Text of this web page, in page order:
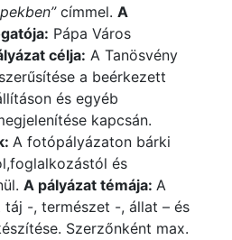
címmel. A
Pápa Város
célja: A Tanösvény
a beérkezett
és egyéb
kapcsán.
A fotópályázaton bárki
és
A pályázat témája: A
-, természet -, állat – és
Szerzőnként max.